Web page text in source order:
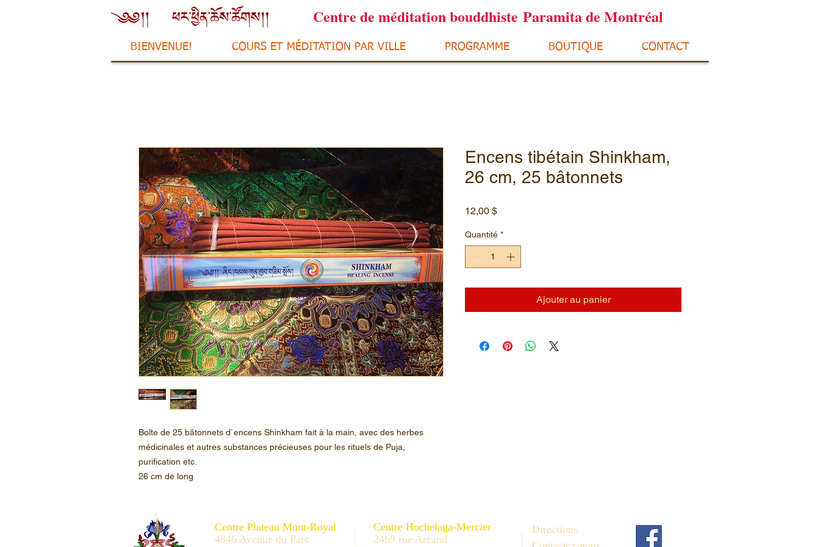
Centre de méditation bouddhiste Paramita de Montréal
BIENVENUE! COURS ET MÉDITATION PAR VILLE PROGRAMME BOUTIQUE CONTACT
Boîte de 25 bâtonnets d`encens Shinkham fait à la main, avec des herbes
médicinales et autres substances précieuses pour les rituels de Puja,
purification etc.
26 cm de long
Encens tibétain Shinkham,
26 cm, 25 bâtonnets
12,00 $Prix
Quantité *
Ajouter au panier
Centre Plateau Mont-Royal
4846 Avenue du Parc
Centre Hochelaga-Mercier
2469 rue Arcand
Directions